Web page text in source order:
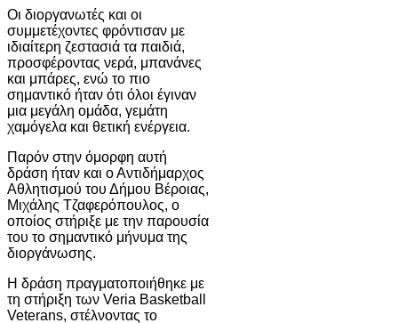
Οι διοργανωτές και οι
συμμετέχοντες φρόντισαν με
ιδιαίτερη ζεστασιά τα παιδιά,
προσφέροντας νερά, μπανάνες
και μπάρες, ενώ το πιο
σημαντικό ήταν ότι όλοι έγιναν
μια μεγάλη ομάδα, γεμάτη
χαμόγελα και θετική ενέργεια.
Παρόν στην όμορφη αυτή
δράση ήταν και ο Αντιδήμαρχος
Αθλητισμού του Δήμου Βέροιας,
Μιχάλης Τζαφερόπουλος, ο
οποίος στήριξε με την παρουσία
του το σημαντικό μήνυμα της
διοργάνωσης.
Η δράση πραγματοποιήθηκε με
τη στήριξη των Veria Basketball
Veterans, στέλνοντας το